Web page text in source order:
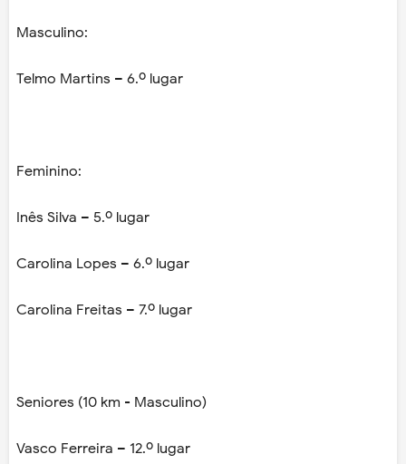
Masculino:
Telmo Martins – 6.º lugar
Feminino:
Inês Silva – 5.º lugar
Carolina Lopes – 6.º lugar
Carolina Freitas – 7.º lugar
Seniores (10 km - Masculino)
Vasco Ferreira – 12.º lugar